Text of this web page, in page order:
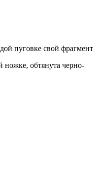
пуговке свой фрагмент
ножке, обтянута черно-